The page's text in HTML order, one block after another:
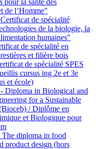
pour la santé des
de l’Homme"
de spécialité
de la biologie, la
humaines"
de spécialité en
et filière bois
de spécialité SPES
cursus ing 2e et 3e
et école)
Diploma in Biological and
for a Sustainable
/ Diplôme en
et Biologique pour
diploma in food
product design (hors